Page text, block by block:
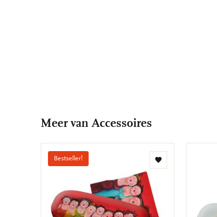
Meer van Accessoires
Bestseller!
Toevoegen